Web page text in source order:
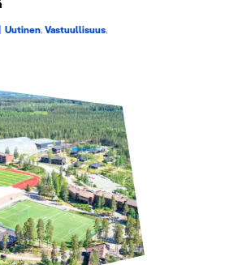
| Uutinen,Vastuullisuus,